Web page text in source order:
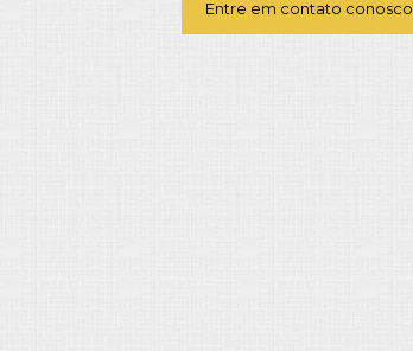
Entre em contato conosco